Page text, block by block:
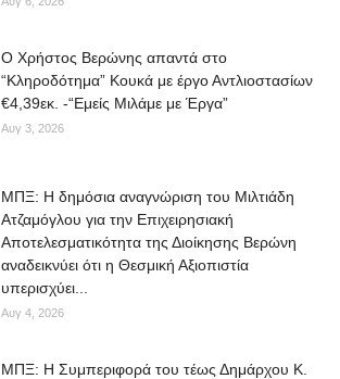
O Χρήστος Βερώνης απαντά στο
“Κληροδότημα” Κουκά με έργο Αντλιοστασίων
€4,39εκ. -“Εμείς Μιλάμε με Έργα”
Αυγ 3, 2026
ΜΠΞ: Η δημόσια αναγνώριση του Μιλτιάδη
Ατζαμόγλου για την Επιχειρησιακή
Αποτελεσματικότητα της Διοίκησης Βερώνη
αναδεικνύει ότι η Θεσμική Αξιοπιστία
υπερισχύει...
Αυγ 4, 2026
ΜΠΞ: Η Συμπεριφορά του τέως Δημάρχου Κ.